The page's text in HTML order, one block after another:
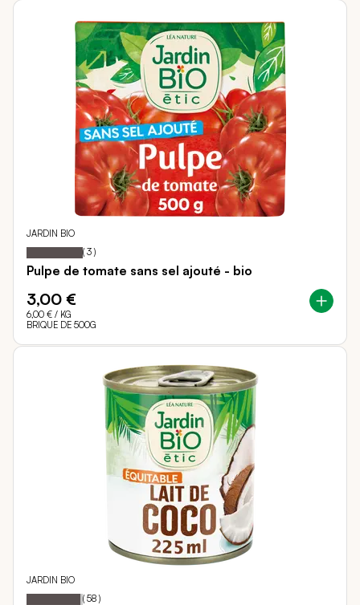
JARDIN BIO
Notation: 100
% of
( 3 )
Pulpe de tomate sans sel ajouté - bio
3,00 €
6,00 € / KG
BRIQUE DE 500G
JARDIN BIO
Notation: 96
% of
( 58 )